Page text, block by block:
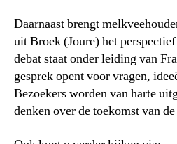
Daarnaast brengt
uit Broek (Joure) het
debat staat onder leiding van
gesprek opent voor vragen,
Bezoekers worden van harte
denken over de toekomst van